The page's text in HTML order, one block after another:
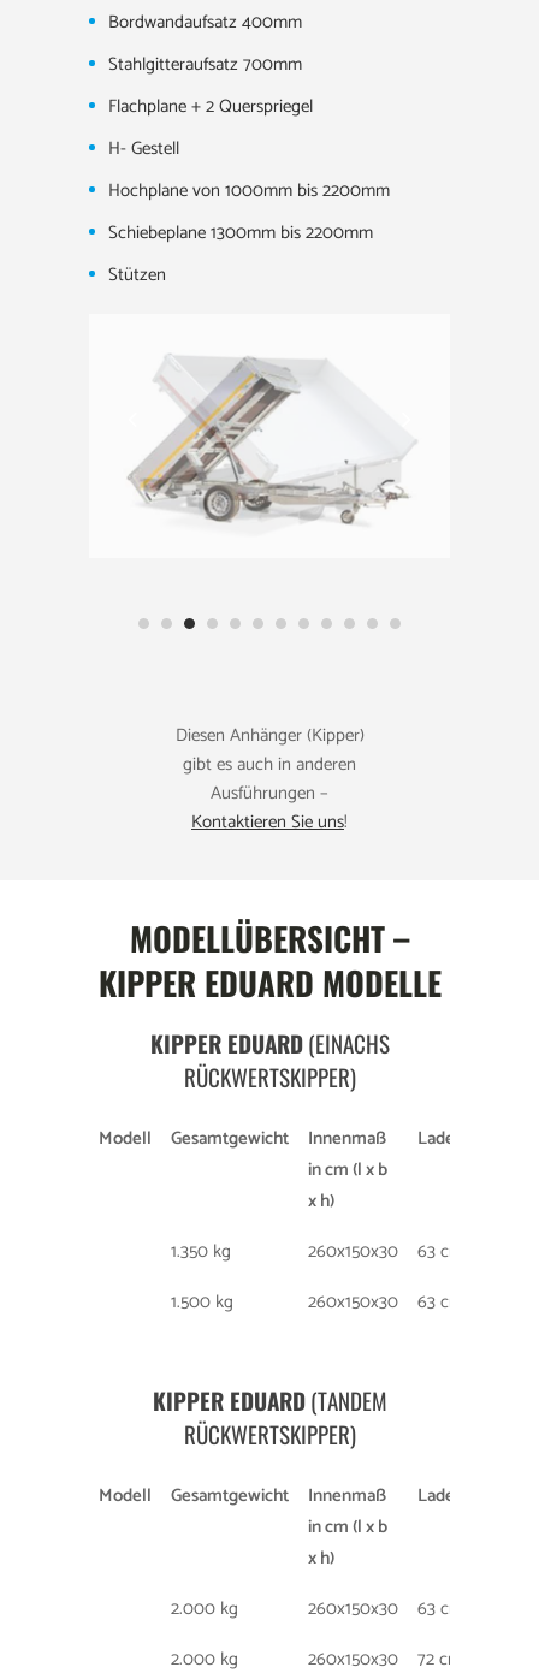
Bordwandaufsatz 400mm
Stahlgitteraufsatz 700mm
Flachplane + 2 Querspriegel
H- Gestell
Hochplane von 1000mm bis 2200mm
Schiebeplane 1300mm bis 2200mm
Stützen
Diesen Anhänger (Kipper)
gibt es auch in anderen
Ausführungen –
Kontaktieren Sie uns!
MODELLÜBERSICHT –
KIPPER EDUARD MODELLE
KIPPER EDUARD(EINACHS
RÜCKWERTSKIPPER)
Modell Gesamtgewicht
Innenmaß
in cm (l x b
x h)
Ladehöhe
1.350 kg 260x150x30 63 cm
1.500 kg
260x150x30 63 cm
KIPPER EDUARD(TANDEM
RÜCKWERTSKIPPER)
Modell Gesamtgewicht
Innenmaß
in cm (l x b
x h)
Ladehöhe
2.000 kg 260x150x30 63 cm
2.000 kg
260x150x30 72 cm